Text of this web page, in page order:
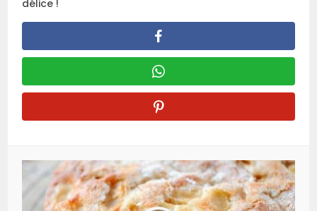
délice !